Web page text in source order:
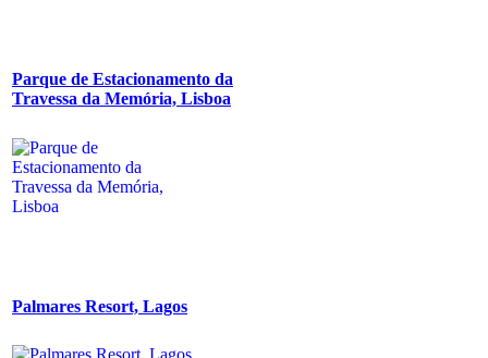
Parque de Estacionamento da
Travessa da Memória, Lisboa
Palmares Resort, Lagos